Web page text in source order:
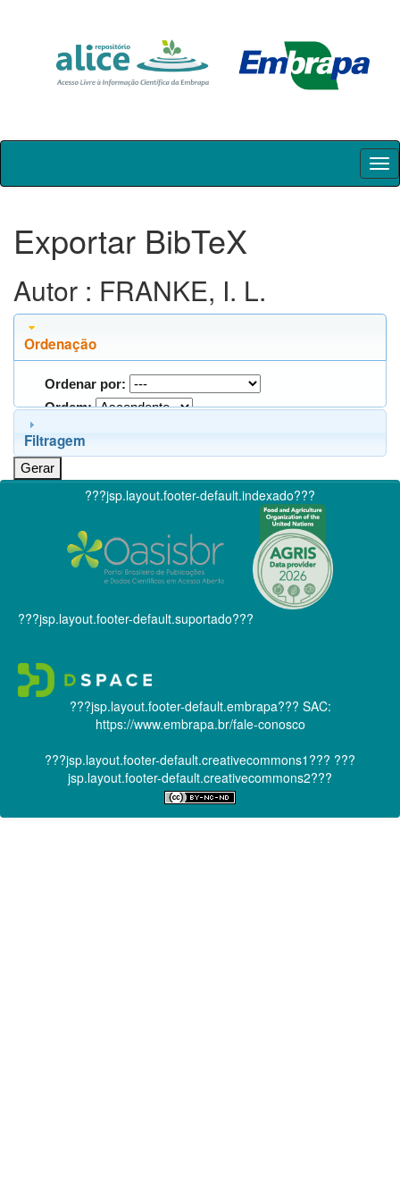
Skip
Exportar BibTeX
Autor : FRANKE, I. L.
Ordenação
Ordenar por:
Ordem:
Filtragem
???jsp.layout.footer-default.indexado???
???jsp.layout.footer-default.suportado???
???jsp.layout.footer-default.embrapa??? SAC:
https://www.embrapa.br/fale-conosco
???jsp.layout.footer-default.creativecommons1??? ???
jsp.layout.footer-default.creativecommons2???